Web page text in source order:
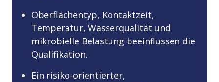
Oberflächentyp, Kontaktzeit,
Temperatur, Wasserqualität und
mikrobielle Belastung beeinflussen die
Qualifikation.
Ein risiko-orientierter,